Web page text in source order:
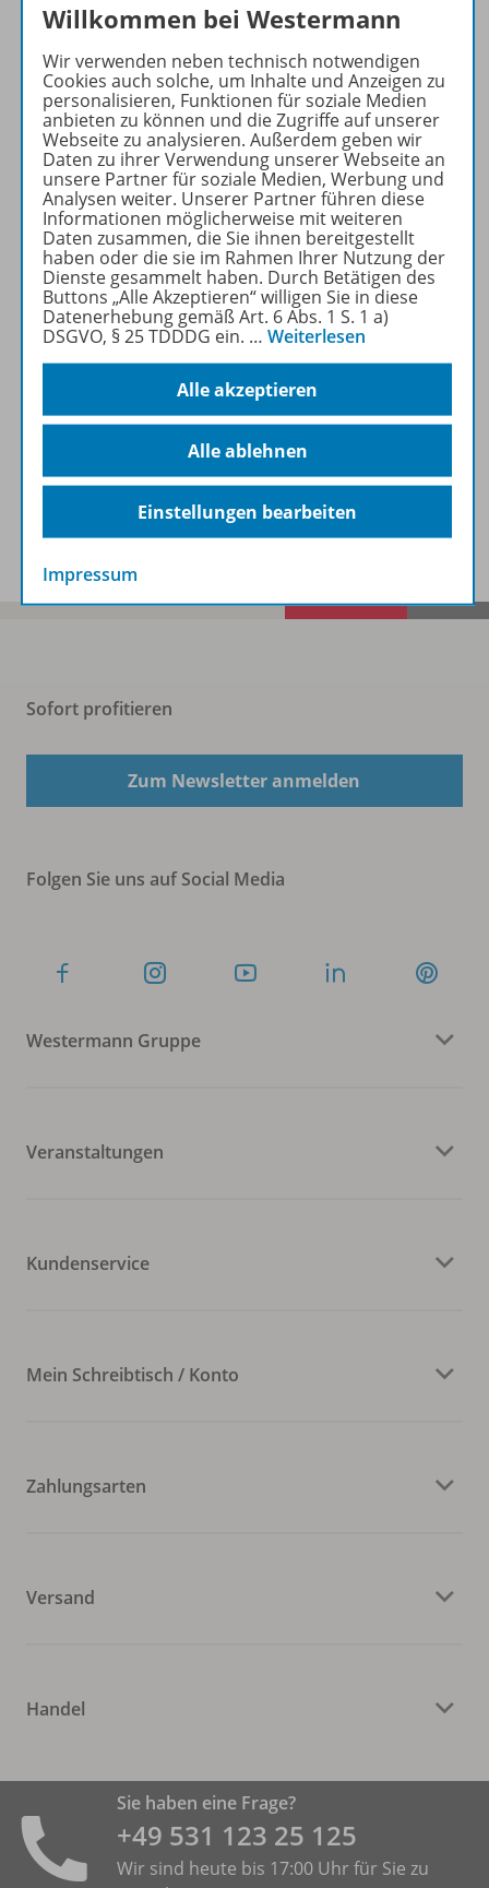
wir Ihnen einen Service, um
Ihren Unterricht aktuell und
einfach zu gestalten. Jede
Woche drei bis vier
Neuerscheinungen mit
großem Online Archiv.
Mehr erfahren
Informationen
Spar-Pakete
Sofort profitieren
Zum Newsletter anmelden
Folgen Sie uns auf Social Media
Westermann Gruppe
Veranstaltungen
Kundenservice
Mein Schreibtisch / Konto
Zahlungsarten
Versand
Handel
Sie haben eine Frage?
+49 531 ­123 25 125
Wir sind heute bis 17:00 Uhr für Sie zu
Willkommen bei Westermann
Wir verwenden neben technisch notwendigen
Cookies auch solche, um Inhalte und Anzeigen zu
personalisieren, Funktionen für soziale Medien
anbieten zu können und die Zugriffe auf unserer
Webseite zu analysieren. Außerdem geben wir
Daten zu ihrer Verwendung unserer Webseite an
unsere Partner für soziale Medien, Werbung und
Analysen weiter. Unserer Partner führen diese
Informationen möglicherweise mit weiteren
Daten zusammen, die Sie ihnen bereitgestellt
haben oder die sie im Rahmen Ihrer Nutzung der
Dienste gesammelt haben. Durch Betätigen des
Buttons „Alle Akzeptieren“ willigen Sie in diese
Datenerhebung gemäß Art. 6 Abs. 1 S. 1 a)
DSGVO, § 25 TDDDG ein. … Weiterlesen
Alle akzeptieren
Alle ablehnen
Einstellungen bearbeiten
Impressum